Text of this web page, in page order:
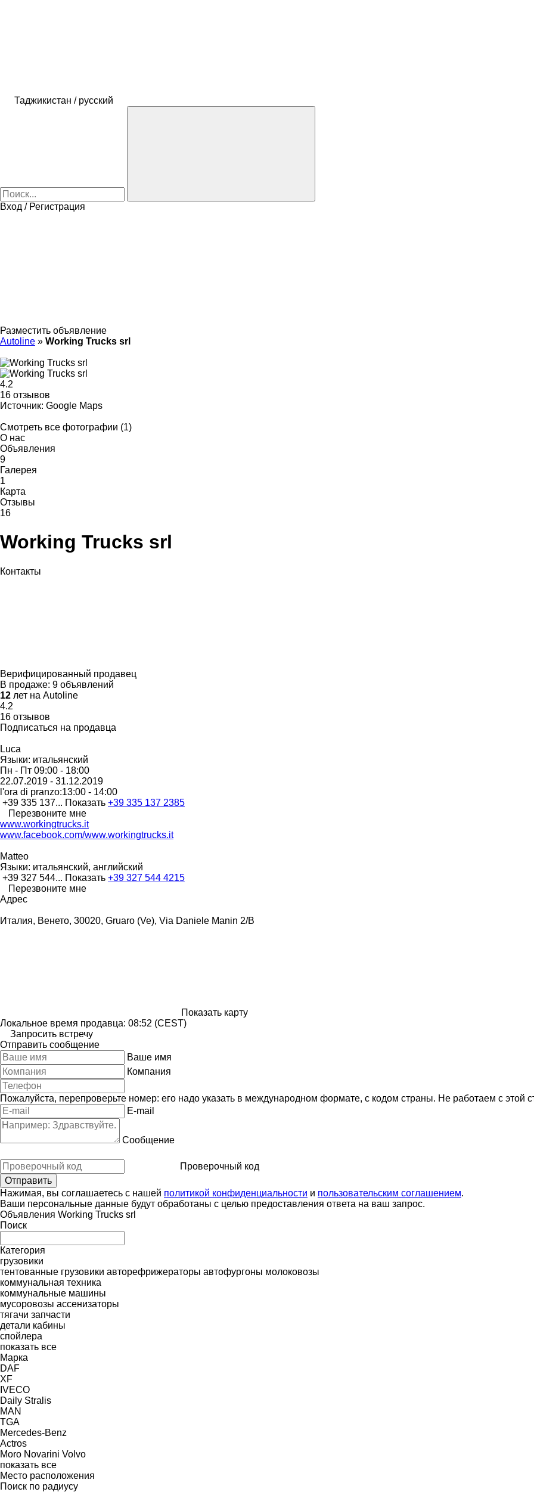
Таджикистан / русский
Вход / Регистрация
Разместить объявление
Autoline » Working Trucks srl
4.2
16 отзывов
Источник: Google Maps
Смотреть все фотографии (1)
О нас
Объявления
9
Галерея
1
Карта
Отзывы
16
Working Trucks srl
Контакты
Верифицированный продавец
В продаже: 9 объявлений
12 лет на Autoline
4.2
16 отзывов
Подписаться на продавца
Luca
Языки: итальянский
Пн - Пт 09:00 - 18:00
22.07.2019 - 31.12.2019
l'ora di pranzo:13:00 - 14:00
+39 335 137... Показать +39 335 137 2385
Перезвоните мне
www.workingtrucks.it
www.facebook.com/www.workingtrucks.it
Matteo
Языки: итальянский, английский
+39 327 544... Показать +39 327 544 4215
Перезвоните мне
Адрес
Италия, Венето, 30020, Gruaro (Ve), Via Daniele Manin 2/B
Показать карту
Локальное время продавца: 08:52 (CEST)
Запросить встречу
Отправить сообщение
Ваше имя
Компания
Пожалуйста, перепроверьте номер: его надо указать в международном формате, с кодом страны. Не работаем с этой
E-mail
Сообщение
Проверочный код
Нажимая, вы соглашаетесь с нашей политикой конфиденциальности и пользовательским соглашением.
Ваши персональные данные будут обработаны с целью предоставления ответа на ваш запрос.
Объявления Working Trucks srl
Поиск
Категория
грузовики
тентованные грузовики авторефрижераторы автофургоны молоковозы
коммунальная техника
коммунальные машины
мусоровозы ассенизаторы
тягачи запчасти
детали кабины
спойлера
показать все
Марка
DAF
XF
IVECO
Daily Stralis
MAN
TGA
Mercedes-Benz
Actros
Moro Novarini Volvo
показать все
Место расположения
Поиск по радиусу